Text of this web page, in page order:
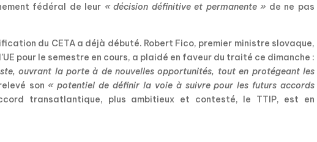
fédéral de leur « décision définitive et permanente » de ne pas
du CETA a déjà débuté. Robert Fico, premier ministre slovaque,
pour le semestre en cours, a plaidé en faveur du traité ce dimanche :
ouvrant la porte à de nouvelles opportunités, tout en protégeant les
son « potentiel de définir la voie à suivre pour les futurs accords
transatlantique, plus ambitieux et contesté, le TTIP, est en